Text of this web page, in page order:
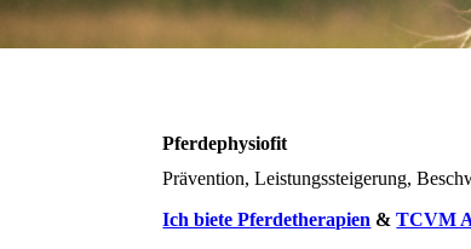
Pferdephysiofit
Prävention, Leistungssteigerung,
Ich biete Pferdetherapien &TCVM